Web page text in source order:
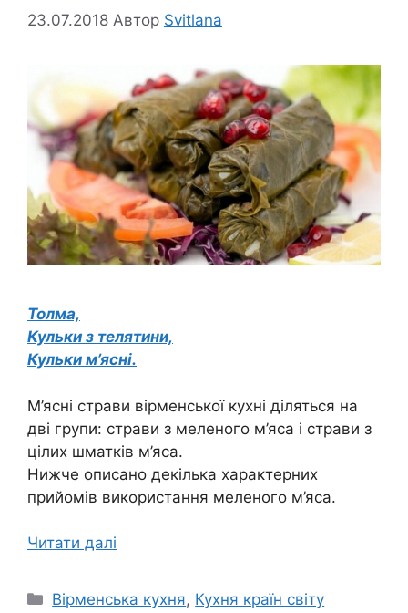
23.07.2018 Автор Svitlana
Толма,
Кульки з телятини,
Кульки м’ясні.
М’ясні страви вірменської кухні діляться на
дві групи: страви з меленого м’яса і страви з
цілих шматків м’яса.
Нижче описано декілька характерних
прийомів використання меленого м’яса.
Читати далі
Категорії
Вірменська кухня, Кухня країн світу